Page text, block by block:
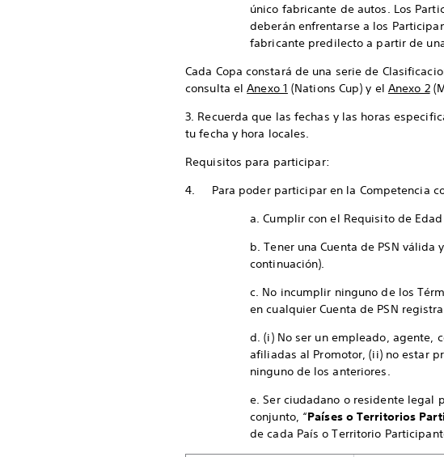
único fabricante de autos. Los
deberán enfrentarse a los
fabricante predilecto a partir de
Cada Copa constará de una serie de
consulta elAnexo 1 (Nations Cup) y el Anexo 2
3. Recuerda que las fechas y las horas
tu fecha y hora locales.
Requisitos para participar:
4. Para poder participar en la Competencia
a. Cumplir con el Requisito de
b. Tener una Cuenta de PSN
continuación).
c. No incumplir ninguno de los
en cualquier Cuenta de PSN
d. (i) No ser un empleado, agente,
afiliadas al Promotor, (ii) no estar
ninguno de los anteriores.
e. Ser ciudadano o residente legal
conjunto, “Países o Territorios
de cada País o Territorio